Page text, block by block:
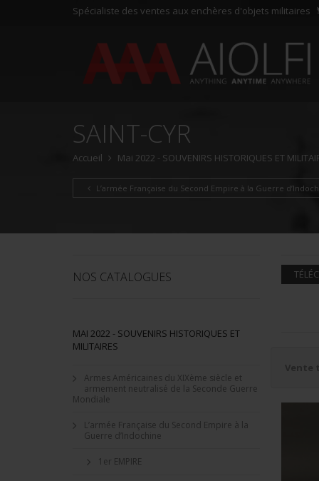
Spécialiste des ventes aux enchères d'objets militaires
SAINT-CYR
Accueil Mai 2022 - SOUVENIRS HISTORIQUES ET
L’armée Française du Second Empire à la Guerre
NOS CATALOGUES
MAI 2022 - SOUVENIRS HISTORIQUES ET
MILITAIRES
Armes Américaines du XIXème siècle et
armement neutralisé de la Seconde Guerre
Mondiale
L’armée Française du Second Empire à la
Guerre d’Indochine
1er EMPIRE